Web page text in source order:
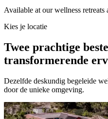
Available at our wellness retreats
Kies je locatie
Twee prachtige
transformerende
Dezelfde deskundig begeleide
door de unieke omgeving.